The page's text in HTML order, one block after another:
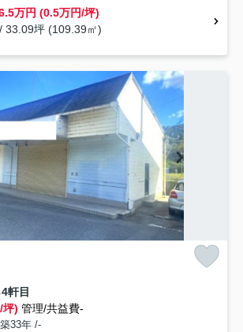
万円 (0.5万円/坪)
33.09坪 (109.39㎡)
軒目
坪) 管理/共益費-
33年 /-